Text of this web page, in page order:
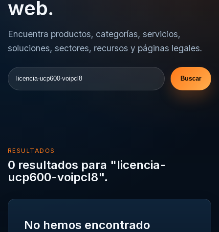
web.
Encuentra productos, categorías, servicios,
soluciones, sectores, recursos y páginas legales.
Buscar
Buscar
RESULTADOS
0 resultados para "licencia-
ucp600-voipcl8".
No hemos encontrado